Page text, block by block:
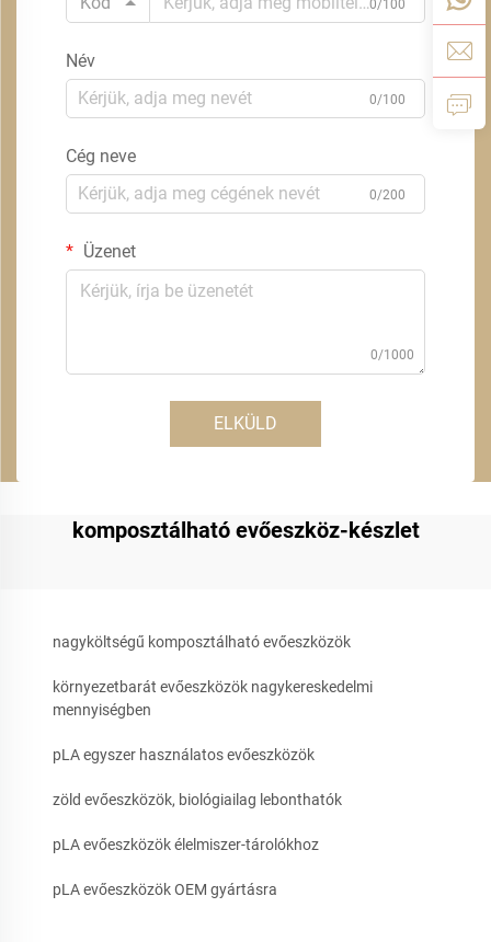
0/100
Név
0/100
Cég neve
0/200
Üzenet
0/1000
ELKÜLD
komposztálható evőeszköz-készlet
nagyköltségű komposztálható evőeszközök
környezetbarát evőeszközök nagykereskedelmi
mennyiségben
pLA egyszer használatos evőeszközök
zöld evőeszközök, biológiailag lebonthatók
pLA evőeszközök élelmiszer-tárolókhoz
pLA evőeszközök OEM gyártásra